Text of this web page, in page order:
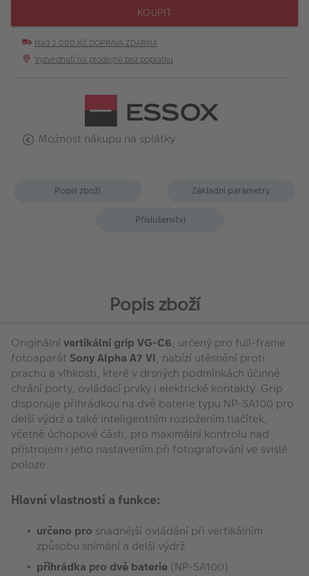
KOUPIT
Nad 2 000 Kč DOPRAVA ZDARMA
Vyzvednutí na prodejně bez poplatku
Možnost nákupu na splátky
Popis zboží Základní parametry
Příslušenství
Popis zboží
Originálnívertikální grip VG-C6, určený pro full-frame
fotoaparát Sony Alpha A7 VI, nabízí utěsnění proti
prachu a vlhkosti, které v drsných podmínkách účinně
chrání porty, ovládací prvky i elektrické kontakty. Grip
disponuje přihrádkou na dvě baterie typu NP-SA100 pro
delší výdrž a také inteligentním rozložením tlačítek,
včetně úchopové části, pro maximální kontrolu nad
přístrojem i jeho nastavením při fotografování ve svislé
poloze.
Hlavní vlastnosti a funkce:
určeno pro snadnější ovládání při vertikálním
způsobu snímání a delší výdrž
přihrádka pro dvě baterie (NP-SA100)